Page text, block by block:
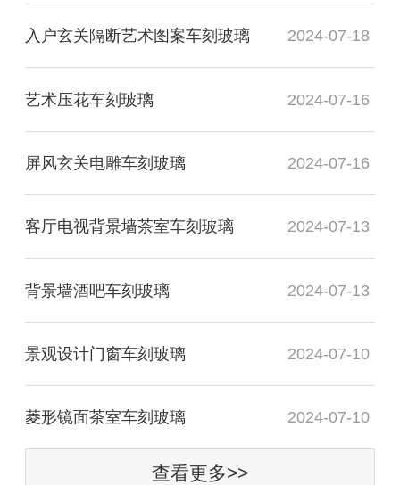
入户玄关隔断艺术图案车刻玻璃 2024-07-18
艺术压花车刻玻璃 2024-07-16
屏风玄关电雕车刻玻璃 2024-07-16
客厅电视背景墙茶室车刻玻璃 2024-07-13
背景墙酒吧车刻玻璃 2024-07-13
景观设计门窗车刻玻璃 2024-07-10
菱形镜面茶室车刻玻璃 2024-07-10
查看更多>>